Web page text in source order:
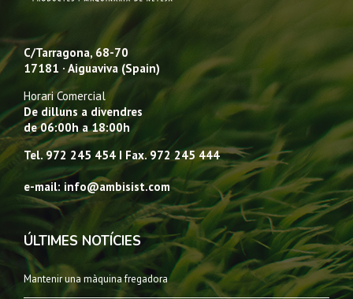
C/Tarragona, 68-70
17181 · Aiguaviva (Spain)
Horari Comercial
De dilluns a divendres
de 06:00h a 18:00h
Tel. 972 245 454 I Fax. 972 245 444
e-mail: info@ambisist.com
ÚLTIMES NOTÍCIES
Mantenir una màquina fregadora